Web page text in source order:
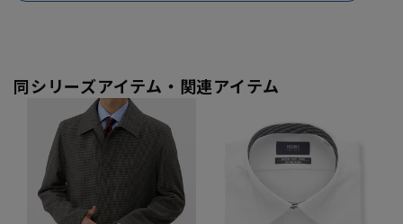
同シリーズアイテム・関連アイテム